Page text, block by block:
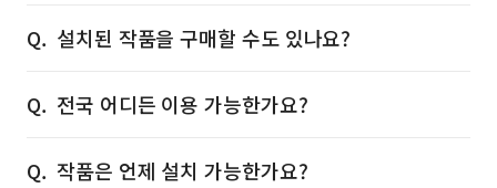
설치된 작품을 구매할 수도 있나요?
전국 어디든 이용 가능한가요?
작품은 언제 설치 가능한가요?